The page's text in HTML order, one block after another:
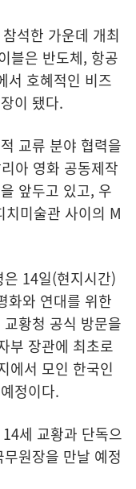
석한 가운데 개최
블은 반도체, 항공
서 호혜적인 비즈
이 됐다.
교류 분야 협력을
아 영화 공동제작
앞두고 있고, 우
미술관 사이의 M
14일(현지시간)
화와 연대를 위한
황청 공식 방문을
부 장관에 최초로
에서 모인 한국인
정이다.
세 교황과 단독으
원장을 만날 예정